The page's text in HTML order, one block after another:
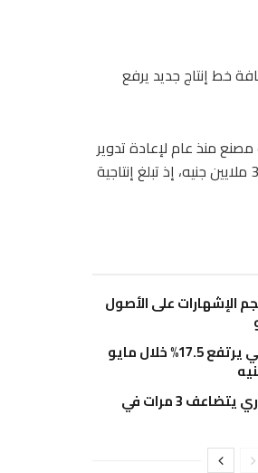
البيئة للوقود الحيوى استثمار 12 مليون جنيه بحلول منتصف 2025 لإضافة خط إنتاج جديد يرفع
منذ عام لإعادة تدوير
الزيوت عن طريق تجميع الزيوت الغذائية المستعملة وتحويلها إلى وقود حيوى باستثمارات 3 ملايين جنيه، إذ تبلغ إنتاجية
حجم الإشهارات على الأصول
نشاط التأجير التمويلي يرتفع 17.5% خلال مايو
إعادة التمويل العقاري يتضاعف 3 مرات في